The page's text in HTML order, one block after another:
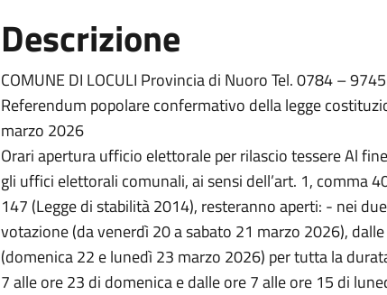
Descrizione
COMUNE DI LOCULI Provincia di Nuoro Tel. 0784 –
Referendum popolare confermativo della legge
marzo 2026
Orari apertura ufficio elettorale per rilascio tessere Al
gli uffici elettorali comunali, ai sensi dell’art. 1, comma
147 (Legge di stabilità 2014), resteranno aperti: - nei
votazione (da venerdì 20 a sabato 21 marzo 2026),
(domenica 22 e lunedì 23 marzo 2026) per tutta la
7 alle ore 23 di domenica e dalle ore 7 alle ore 15 di